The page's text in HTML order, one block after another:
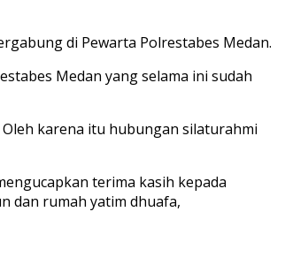
di Pewarta Polrestabes Medan.
Medan yang selama ini sudah
karena itu hubungan silaturahmi
terima kasih kepada
dan rumah yatim dhuafa,